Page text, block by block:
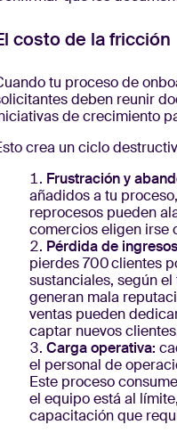
costo de la fricción
tu proceso de
deben reunir
de crecimiento
crea un ciclo
Frustración y
añadidos a tu
reprocesos pueden
comercios eligen irse
Pérdida de
pierdes 700 clientes
sustanciales, según
generan mala
ventas pueden
captar nuevos
Carga operativa:
el personal de
Este proceso
el equipo está al
capacitación que